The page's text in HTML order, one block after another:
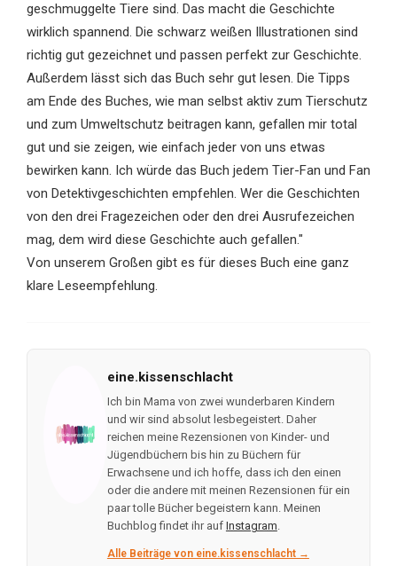
geschmuggelte Tiere sind. Das macht die Geschichte
wirklich spannend. Die schwarz weißen Illustrationen sind
richtig gut gezeichnet und passen perfekt zur Geschichte.
Außerdem lässt sich das Buch sehr gut lesen. Die Tipps
am Ende des Buches, wie man selbst aktiv zum Tierschutz
und zum Umweltschutz beitragen kann, gefallen mir total
gut und sie zeigen, wie einfach jeder von uns etwas
bewirken kann. Ich würde das Buch jedem Tier-Fan und Fan
von Detektivgeschichten empfehlen. Wer die Geschichten
von den drei Fragezeichen oder den drei Ausrufezeichen
mag, dem wird diese Geschichte auch gefallen."
Von unserem Großen gibt es für dieses Buch eine ganz
klare Leseempfehlung.
eine.kissenschlacht
Ich bin Mama von zwei wunderbaren Kindern
und wir sind absolut lesbegeistert. Daher
reichen meine Rezensionen von Kinder- und
Jügendbüchern bis hin zu Büchern für
Erwachsene und ich hoffe, dass ich den einen
oder die andere mit meinen Rezensionen für ein
paar tolle Bücher begeistern kann. Meinen
Buchblog findet ihr auf Instagram.
Alle Beiträge von eine.kissenschlacht →